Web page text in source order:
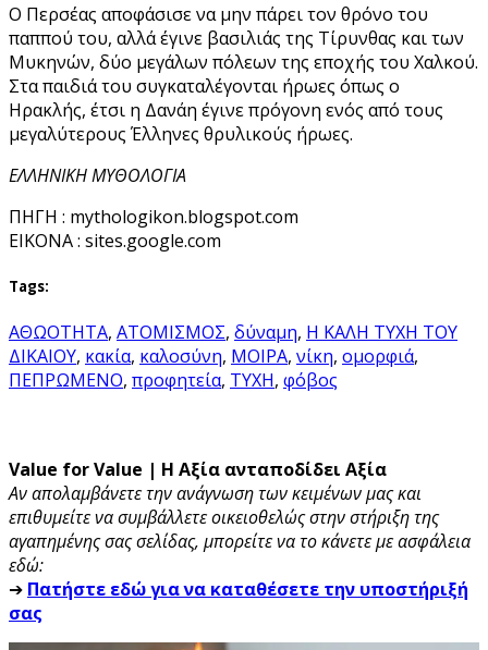
Ο Περσέας αποφάσισε να μην πάρει τον θρόνο του
παππού του, αλλά έγινε βασιλιάς της Τίρυνθας και των
Μυκηνών, δύο μεγάλων πόλεων της εποχής του Χαλκού.
Στα παιδιά του συγκαταλέγονται ήρωες όπως ο
Ηρακλής, έτσι η Δανάη έγινε πρόγονη ενός από τους
μεγαλύτερους Έλληνες θρυλικούς ήρωες.
ΕΛΛΗΝΙΚΗ ΜΥΘΟΛΟΓΙΑ
ΠΗΓΗ : mythologikon.blogspot.com
EIKONA : sites.google.com
Tags:
ΑΘΩΟΤΗΤΑ, ΑΤΟΜΙΣΜΟΣ, δύναμη, Η ΚΑΛΗ ΤΥΧΗ ΤΟΥ
ΔΙΚΑΙΟΥ, κακία, καλοσύνη, ΜΟΙΡΑ, νίκη, ομορφιά,
ΠΕΠΡΩΜΕΝΟ, προφητεία, ΤΥΧΗ, φόβος
Value for Value | Η Αξία ανταποδίδει Αξία
Αν απολαμβάνετε την ανάγνωση των κειμένων μας και
επιθυμείτε να συμβάλλετε οικειοθελώς στην στήριξη της
αγαπημένης σας σελίδας, μπορείτε να το κάνετε με ασφάλεια
εδώ:
➔ Πατήστε εδώ για να καταθέσετε την υποστήριξή
σας